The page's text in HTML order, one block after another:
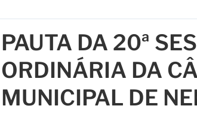
PAUTA DA 20ª
ORDINÁRIA DA
MUNICIPAL DE